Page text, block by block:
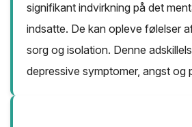
signifikant indvirkning på det
indsatte. De kan opleve følelser
sorg og isolation. Denne
depressive symptomer, angst og